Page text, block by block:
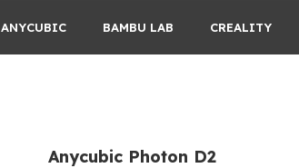
ANYCUBIC BAMBU LAB CREALITY
Anycubic Photon D2